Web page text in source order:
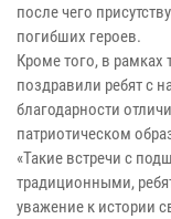
после чего
погибших героев.
Кроме того, в рамках
поздравили ребят с
благодарности
патриотическом
«Такие встречи с
традиционными,
уважение к истории